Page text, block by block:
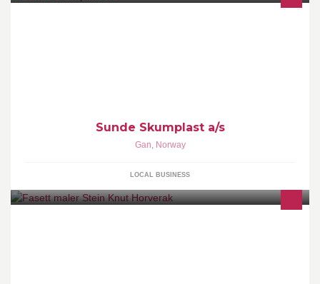
Sunde Skumplast a/s
Gan, Norway
LOCAL BUSINESS